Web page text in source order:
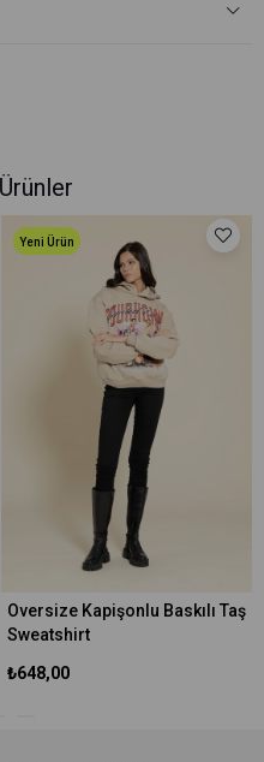
Oversize Kapişonlu Baskılı Taş
Sweatshirt
Yeni Ürün
₺648,00